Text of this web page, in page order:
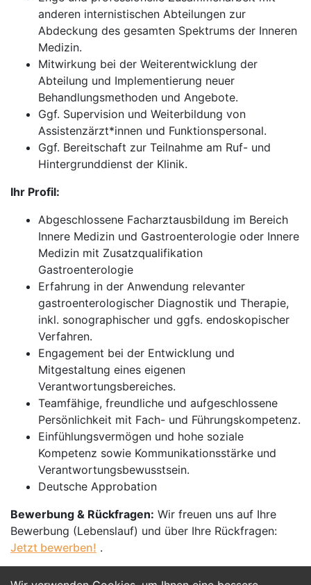
anderen internistischen Abteilungen zur
Abdeckung des gesamten Spektrums der Inneren
Medizin.
Mitwirkung bei der Weiterentwicklung der
Abteilung und Implementierung neuer
Behandlungsmethoden und Angebote.
Ggf. Supervision und Weiterbildung von
Assistenzärzt*innen und Funktionspersonal.
Ggf. Bereitschaft zur Teilnahme am Ruf- und
Hintergrunddienst der Klinik.
Ihr Profil:
Abgeschlossene Facharztausbildung im Bereich
Innere Medizin und Gastroenterologie oder Innere
Medizin mit Zusatzqualifikation
Gastroenterologie
Erfahrung in der Anwendung relevanter
gastroenterologischer Diagnostik und Therapie,
inkl. sonographischer und ggfs. endoskopischer
Verfahren.
Engagement bei der Entwicklung und
Mitgestaltung eines eigenen
Verantwortungsbereiches.
Teamfähige, freundliche und aufgeschlossene
Persönlichkeit mit Fach- und Führungskompetenz.
Einfühlungsvermögen und hohe soziale
Kompetenz sowie Kommunikationsstärke und
Verantwortungsbewusstsein.
Deutsche Approbation
Bewerbung & Rückfragen: Wir freuen uns auf Ihre
Bewerbung (Lebenslauf) und über Ihre Rückfragen:
Jetzt bewerben! .